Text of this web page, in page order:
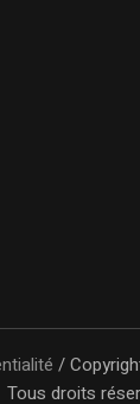
/
Tous droits